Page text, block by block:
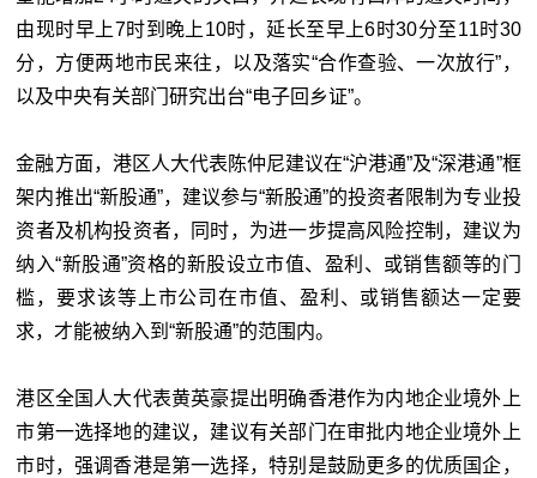
由现时早上7时到晚上10时，延长至早上6时30分至11时30
分，方便两地市民来往，以及落实“合作查验、一次放行”，
以及中央有关部门研究出台“电子回乡证”。
金融方面，港区人大代表陈仲尼建议在“沪港通”及“深港通”框
架内推出“新股通”，建议参与“新股通”的投资者限制为专业投
资者及机构投资者，同时，为进一步提高风险控制，建议为
纳入“新股通”资格的新股设立市值、盈利、或销售额等的门
槛，要求该等上市公司在市值、盈利、或销售额达一定要
求，才能被纳入到“新股通”的范围内。
港区全国人大代表黄英豪提出明确香港作为内地企业境外上
市第一选择地的建议，建议有关部门在审批内地企业境外上
市时，强调香港是第一选择，特别是鼓励更多的优质国企，